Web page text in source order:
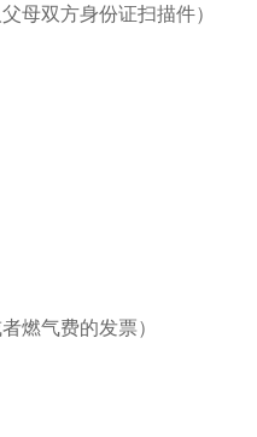
母双方身份证扫描件）
燃气费的发票）